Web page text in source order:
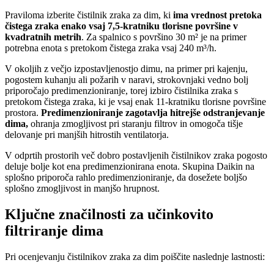
Praviloma izberite čistilnik zraka za dim, ki ima vrednost pretoka
čistega zraka enako vsaj 7,5-kratniku tlorisne površine v
kvadratnih metrih. Za spalnico s površino 30 m² je na primer
potrebna enota s pretokom čistega zraka vsaj 240 m³/h.
V okoljih z večjo izpostavljenostjo dimu, na primer pri kajenju,
pogostem kuhanju ali požarih v naravi, strokovnjaki vedno bolj
priporočajo predimenzioniranje, torej izbiro čistilnika zraka s
pretokom čistega zraka, ki je vsaj enak 11-kratniku tlorisne površine
prostora. Predimenzioniranje zagotavlja hitrejše odstranjevanje
dima, ohranja zmogljivost pri staranju filtrov in omogoča tišje
delovanje pri manjših hitrostih ventilatorja.
V odprtih prostorih več dobro postavljenih čistilnikov zraka pogosto
deluje bolje kot ena predimenzionirana enota. Skupina Daikin na
splošno priporoča rahlo predimenzioniranje, da dosežete boljšo
splošno zmogljivost in manjšo hrupnost.
Ključne značilnosti za učinkovito
filtriranje dima
Pri ocenjevanju čistilnikov zraka za dim poiščite naslednje lastnosti: